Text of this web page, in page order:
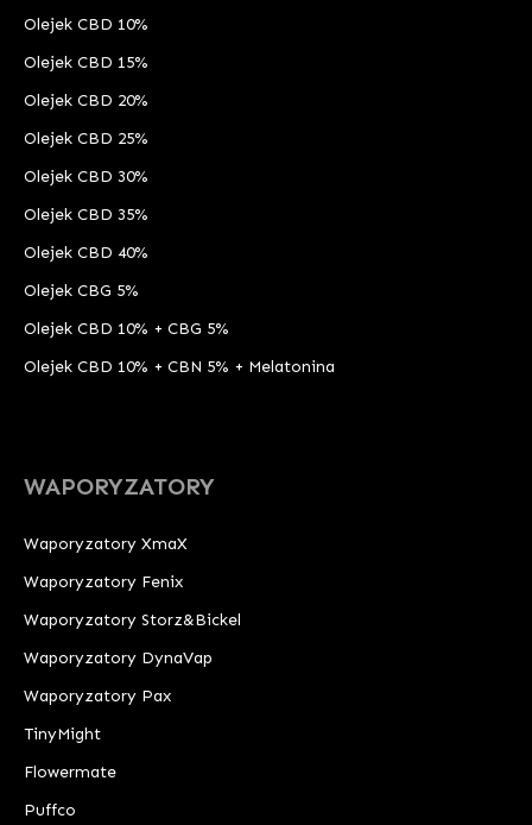
Olejek CBD 10%
Olejek CBD 15%
Olejek CBD 20%
Olejek CBD 25%
Olejek CBD 30%
Olejek CBD 35%
Olejek CBD 40%
Olejek CBG 5%
Olejek CBD 10% + CBG 5%
Olejek CBD 10% + CBN 5% + Melatonina
WAPORYZATORY
Waporyzatory XmaX
Waporyzatory Fenix
Waporyzatory Storz&Bickel
Waporyzatory DynaVap
Waporyzatory Pax
TinyMight
Flowermate
Puffco